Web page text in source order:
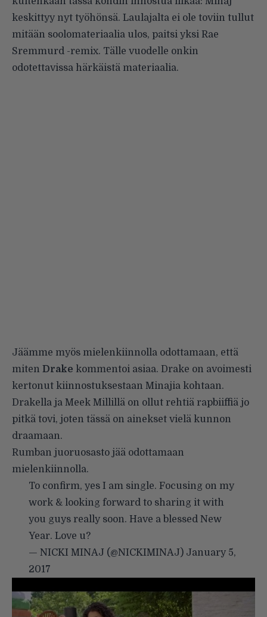
keskittyy nyt työhönsä. Laulajalta ei ole toviin tullut
mitään soolomateriaalia ulos, paitsi yksi Rae
Sremmurd -remix. Tälle vuodelle onkin
odotettavissa härkäistä materiaalia.
Jäämme myös mielenkiinnolla odottamaan, että
miten Drake kommentoi asiaa. Drake on avoimesti
kertonut kiinnostuksestaan Minajia kohtaan.
Drakella ja Meek Millillä on ollut rehtiä rapbiiffiä jo
pitkä tovi, joten tässä on ainekset vielä kunnon
draamaan.
Rumban juoruosasto jää odottamaan
mielenkiinnolla.
To confirm, yes I am single. Focusing on my
work & looking forward to sharing it with
you guys really soon. Have a blessed New
Year. Love u?
— NICKI MINAJ (@NICKIMINAJ) January 5,
2017